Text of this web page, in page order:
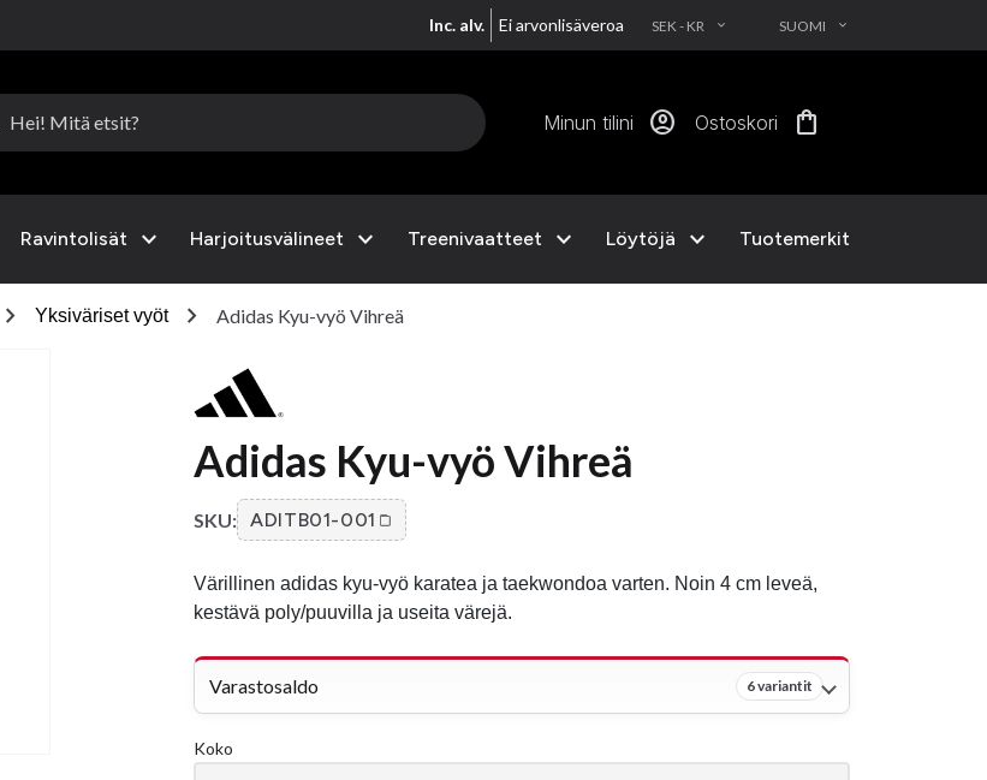
Inc. alv. Ei arvonlisäveroa SEK - KR EXPAND_MORE SUOMI EXPAND_MORE
Minun tilini account_circle Ostoskori shopping_bag
Ravintolisät expand_more Harjoitusvälineet expand_more Treenivaatteet expand_more Löytöjä expand_more Tuotemerkit
chevron_right Yksiväriset vyöt chevron_right Adidas Kyu-vyö Vihreä
Adidas Kyu-vyö Vihreä
SKU: ADITB01-001
Värillinen adidas kyu-vyö karatea ja taekwondoa varten. Noin 4 cm leveä,
kestävä poly/puuvilla ja useita värejä.
Varastosaldo 6 variantit
Koko